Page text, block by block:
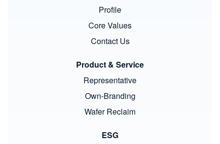
Profile
Core Values
Contact Us
Product & Service
Representative
Own-Branding
Wafer Reclaim
ESG